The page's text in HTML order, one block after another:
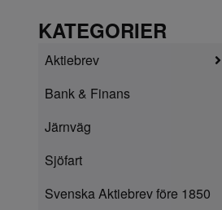
KATEGORIER
Aktiebrev
Bank & Finans
Järnväg
Sjöfart
Svenska Aktiebrev före 1850